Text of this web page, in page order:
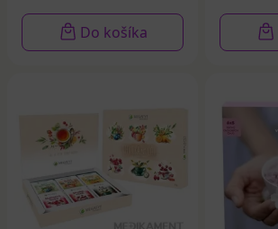
Do košíka